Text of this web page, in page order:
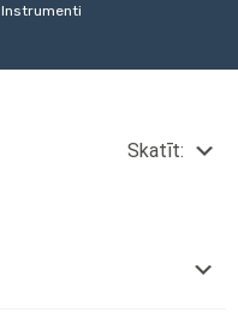
Instrumenti
Skatīt: